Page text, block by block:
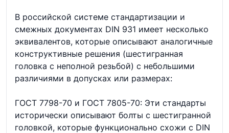
В российской системе стандартизации и
смежных документах DIN 931 имеет несколько
эквивалентов, которые описывают аналогичные
конструктивные решения (шестигранная
головка с неполной резьбой) с небольшими
различиями в допусках или размерах:
ГОСТ 7798-70 и ГОСТ 7805-70: Эти стандарты
исторически описывают болты с шестигранной
головкой, которые функционально схожи с DIN